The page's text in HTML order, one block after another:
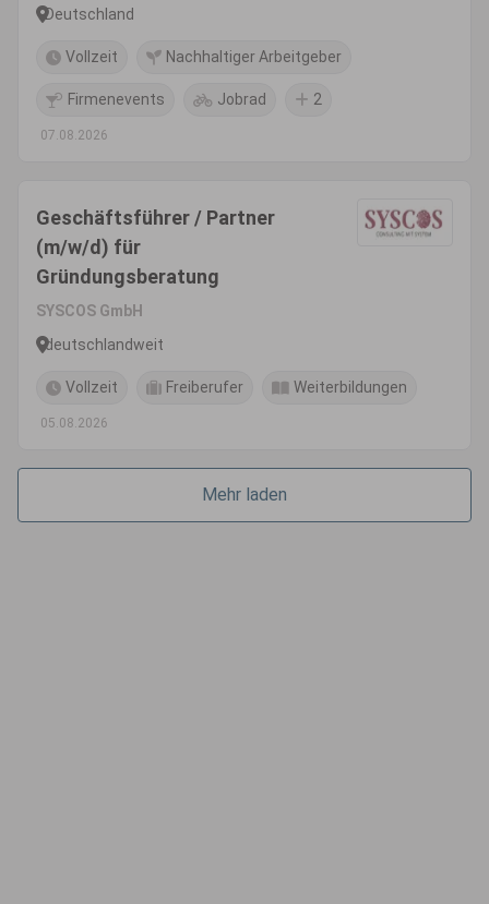
Deutschland
Vollzeit Nachhaltiger Arbeitgeber
Firmenevents Jobrad 2
07.08.2026
Geschäftsführer / Partner
(m/w/d) für
Gründungsberatung
SYSCOS GmbH
deutschlandweit
Vollzeit Freiberufer Weiterbildungen
05.08.2026
Mehr laden